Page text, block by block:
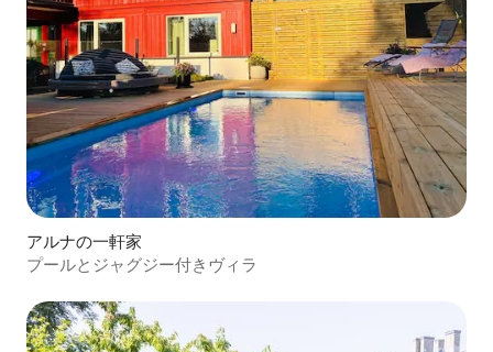
アルナの一軒家
プールとジャグジー付きヴィラ